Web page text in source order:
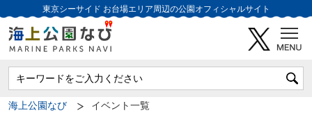
東京シーサイド お台場エリア周辺の公園オフィシャルサイト
海上公園なび イベント一覧